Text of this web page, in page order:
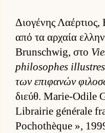
Διο­γένης
από τα αρ­χαία
Brunschwig, στο
philosophes illustres
των επιφανών
διεύθ. Marie-Odile
Librairie générale
Pochothèque »,